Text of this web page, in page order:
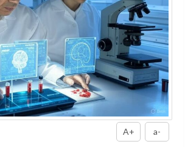
A+ a-